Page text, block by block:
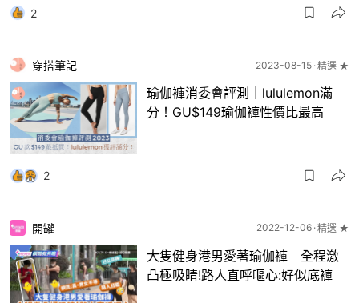
2
穿搭筆記 2023-08-15 精選 ★
瑜伽褲消委會評測｜lululemon滿
分！GU$149瑜伽褲性價比最高
2
開罐 2022-12-06 精選 ★
大隻健身港男愛著瑜伽褲 全程激
凸極吸睛!路人直呼嘔心:好似底褲